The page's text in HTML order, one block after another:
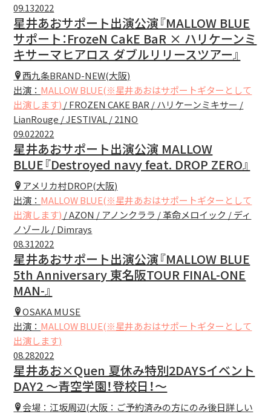
09.132022
星井あおサポート出演公演『MALLOW BLUE
サポート：FrozeN CakE BaR × ハリケーンミ
キサーマヒアロス ダブルリリースツアー』
西九条BRAND-NEW(大阪)
出演： MALLOW BLUE(※星井あおはサポートギターとして
出演します) / FROZEN CAKE BAR / ハリケーンミキサー /
LianRouge / JESTIVAL / 21NO
09.022022
星井あおサポート出演公演 MALLOW
BLUE『Destroyed navy feat. DROP ZERO』
アメリカ村DROP(大阪)
出演： MALLOW BLUE(※星井あおはサポートギターとして
出演します) / AZON / アノンクララ / 革命メロイック / ディ
ノゾール / Dimrays
08.312022
星井あおサポート出演公演『MALLOW BLUE
5th Anniversary 東名阪TOUR FINAL-ONE
MAN-』
OSAKA MUSE
出演： MALLOW BLUE(※星井あおはサポートギターとして
出演します)
08.282022
星井あお×Quen 夏休み特別2DAYSイベント
DAY2 ～青空学園！登校日！～
会場：江坂周辺(大阪：ご予約済みの方にのみ後日詳しい